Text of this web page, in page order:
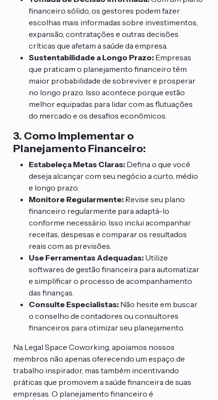
financeiro sólido, os gestores podem fazer
escolhas mais informadas sobre investimentos,
expansão, contratações e outras decisões
críticas que afetam a saúde da empresa.
Sustentabilidade a Longo Prazo:Empresas
que praticam o planejamento financeiro têm
maior probabilidade de sobreviver e prosperar
no longo prazo. Isso acontece porque estão
melhor equipadas para lidar com as flutuações
do mercado e os desafios econômicos.
3. Como Implementar o
Planejamento Financeiro:
Estabeleça Metas Claras:Defina o que você
deseja alcançar com seu negócio a curto, médio
e longo prazo.
Monitore Regularmente:Revise seu plano
financeiro regularmente para adaptá-lo
conforme necessário. Isso inclui acompanhar
receitas, despesas e comparar os resultados
reais com as previsões.
Use Ferramentas Adequadas:Utilize
softwares de gestão financeira para automatizar
e simplificar o processo de acompanhamento
das finanças.
Consulte Especialistas:Não hesite em buscar
o conselho de contadores ou consultores
financeiros para otimizar seu planejamento.
Na Legal Space Coworking, apoiamos nossos
membros não apenas oferecendo um espaço de
trabalho inspirador, mas também incentivando
práticas que promovem a saúde financeira de suas
empresas. O planejamento financeiro é